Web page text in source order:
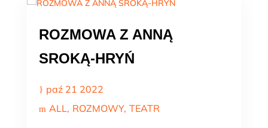
ROZMOWA Z ANNĄ
SROKĄ-HRYŃ
paź 21 2022
ALL ROZMOWY TEATR